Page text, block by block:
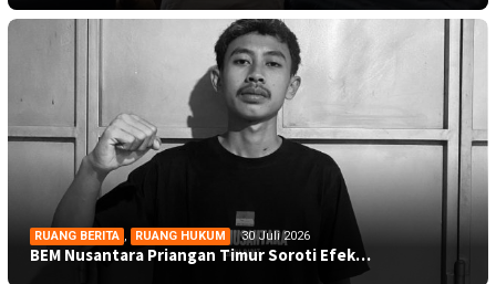
RUANG BERITA , RUANG HUKUM 30 Juli 2026
BEM Nusantara Priangan Timur Soroti Efek…